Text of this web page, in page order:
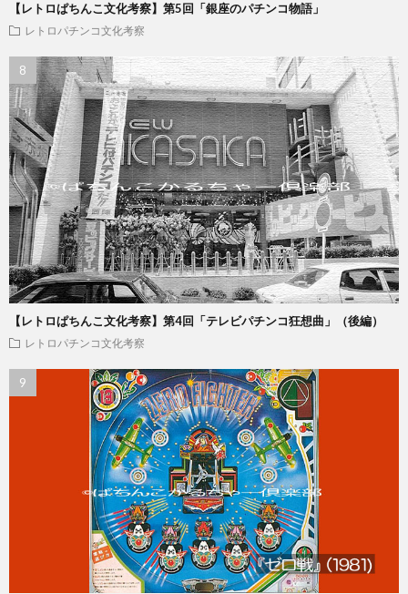
【レトロぱちんこ文化考察】第5回「銀座のパチンコ物語」
レトロパチンコ文化考察
【レトロぱちんこ文化考察】第4回「テレビパチンコ狂想曲」（後編）
レトロパチンコ文化考察